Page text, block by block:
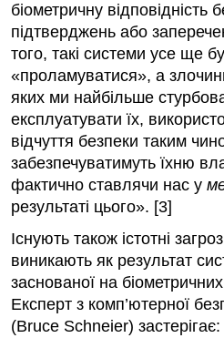
біометричну відповідність
підтверджень або
того, такі системи усе ще
«проламуватися», а
яких ми найбільше
експлуатувати їх,
відчуття безпеки таким
забезпечуватимуть їхню
фактично ставлячи нас у
результаті цього». [3]
Існують також істотні
виникають як результат
заснованої на
Експерт з комп’ютерної
(Bruce Schneier)